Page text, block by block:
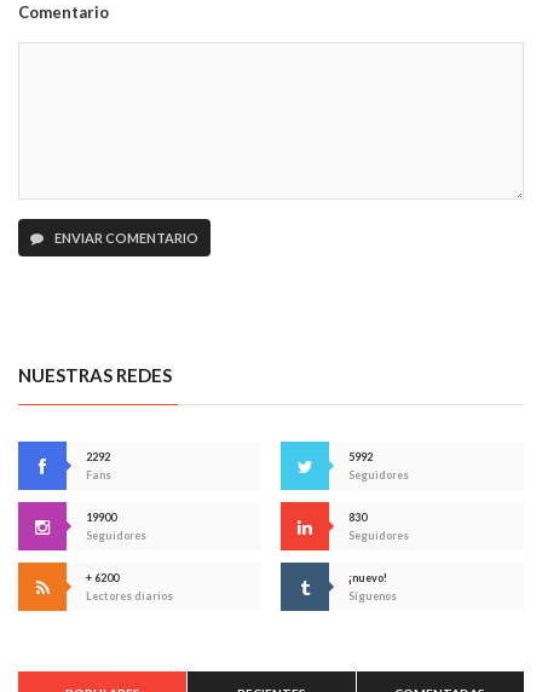
Comentario
ENVIAR COMENTARIO
NUESTRAS REDES
2292
Fans
5992
Seguidores
19900
Seguidores
830
Seguidores
+ 6200
Lectores diarios
¡nuevo!
Síguenos